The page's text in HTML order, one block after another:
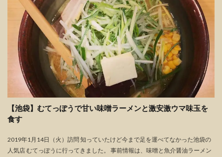
【池袋】むてっぽうで甘い味噌ラーメンと激安激ウマ味玉を
食す
2019年1月14日（火）訪問 知っていたけど今まで足を運べてなかった池袋の
人気店 むてっぽうに行ってきました。 事前情報は、味噌と魚介醤油ラーメン